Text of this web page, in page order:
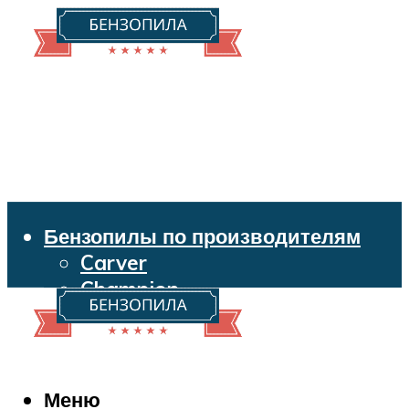
Бензопилы по производителям
Carver
Champion
Echo
Husqvarna
Makita
Меню